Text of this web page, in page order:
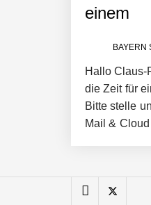
einem
BAYERN
Hallo Claus-
die Zeit für
Bitte stelle
Mail &